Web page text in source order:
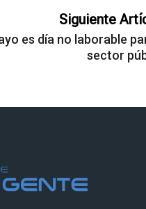
Siguiente
es día no laborable
sector